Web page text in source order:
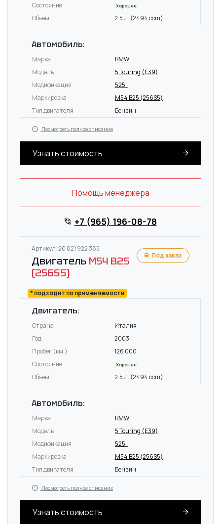
Состояние
Хорошее
Объём 2.5 л. (2494 ccm)
Автомобиль:
Марка
BMW
Модель
5 Touring (E39)
Модификация
525 i
Маркировка
M54 B25 (256S5)
Тип двигателя
Бензин
Посмотреть полное описание
Узнать стоимость
Помощь менеджера
+7 (965) 196-08-78
Артикул: 20 021 922 385
Двигатель M54 B25
(256S5)
* подходит по применяемости
Под заказ
Двигатель:
Страна
Италия
Год
2003
Пробег (км.)
126 000
Состояние
Хорошее
Объём 2.5 л. (2494 ccm)
Автомобиль:
Марка
BMW
Модель
5 Touring (E39)
Модификация
525 i
Маркировка
M54 B25 (256S5)
Тип двигателя
Бензин
Посмотреть полное описание
Узнать стоимость